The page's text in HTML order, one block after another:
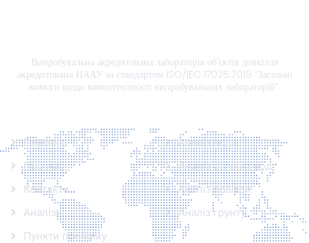
Випробувальна акредитована лабораторія об’єктів довкілля
акредитована НААУ за стандартом ISO/IEC 17025:2019 “Загальні
вимоги щодо компетентності випробувальних лабораторій”.
Головна
Про нас
Контакти
Аналізи
Пункти прийому
Аналіз води
Аналіз стічних вод
Аналіз повітря
Аналіз грунту